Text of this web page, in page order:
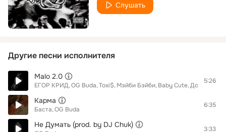
Слушать
Другие песни исполнителя
Malo 2.0
ЕГОР КРИД OG Buda Toxi$ Мэйби Бэйби Baby Cute Дора
5:26
Карма
Баста OG Buda
6:35
Не Думать (prod. by DJ Chuk) 3:33